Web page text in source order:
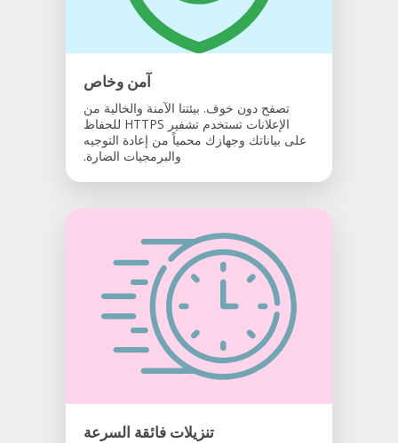
آمن وخاص
تصفح دون خوف. بيئتنا الآمنة والخالية من
الإعلانات تستخدم تشفير HTTPS للحفاظ
على بياناتك وجهازك محمياً من إعادة التوجيه
والبرمجيات الضارة.
تنزيلات فائقة السرعة